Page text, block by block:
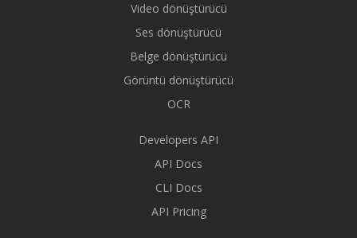
Video dönüştürücü
Ses dönüştürücü
Belge dönüştürücü
Görüntü dönüştürücü
OCR
Developers API
API Docs
CLI Docs
API Pricing